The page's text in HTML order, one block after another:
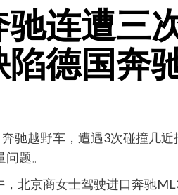
连遭三
德国奔
驰越野车，遭遇3次碰撞几
题。
，北京商女士驾驶进口奔驰